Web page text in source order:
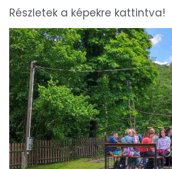
Részletek a képekre kattintva!